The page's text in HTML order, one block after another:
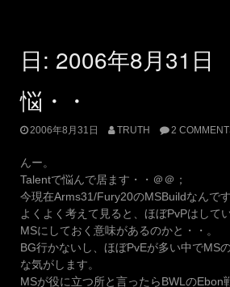
日: 2006年8月31日
悩・・
2006年8月31日 TRUTH 2
んー。
Talentで悩んで居ます・・＠＠；
今現在Arms31/Fury20のMSBuildなんで
よくよく考えて見ると、ほぼPvPはして
MSにしておく意味があるのかと・・。
BG行かないし、ほぼPvEが多い中でMS
な気がします。
MSが役に立つ所と言ったらBWLのEbon